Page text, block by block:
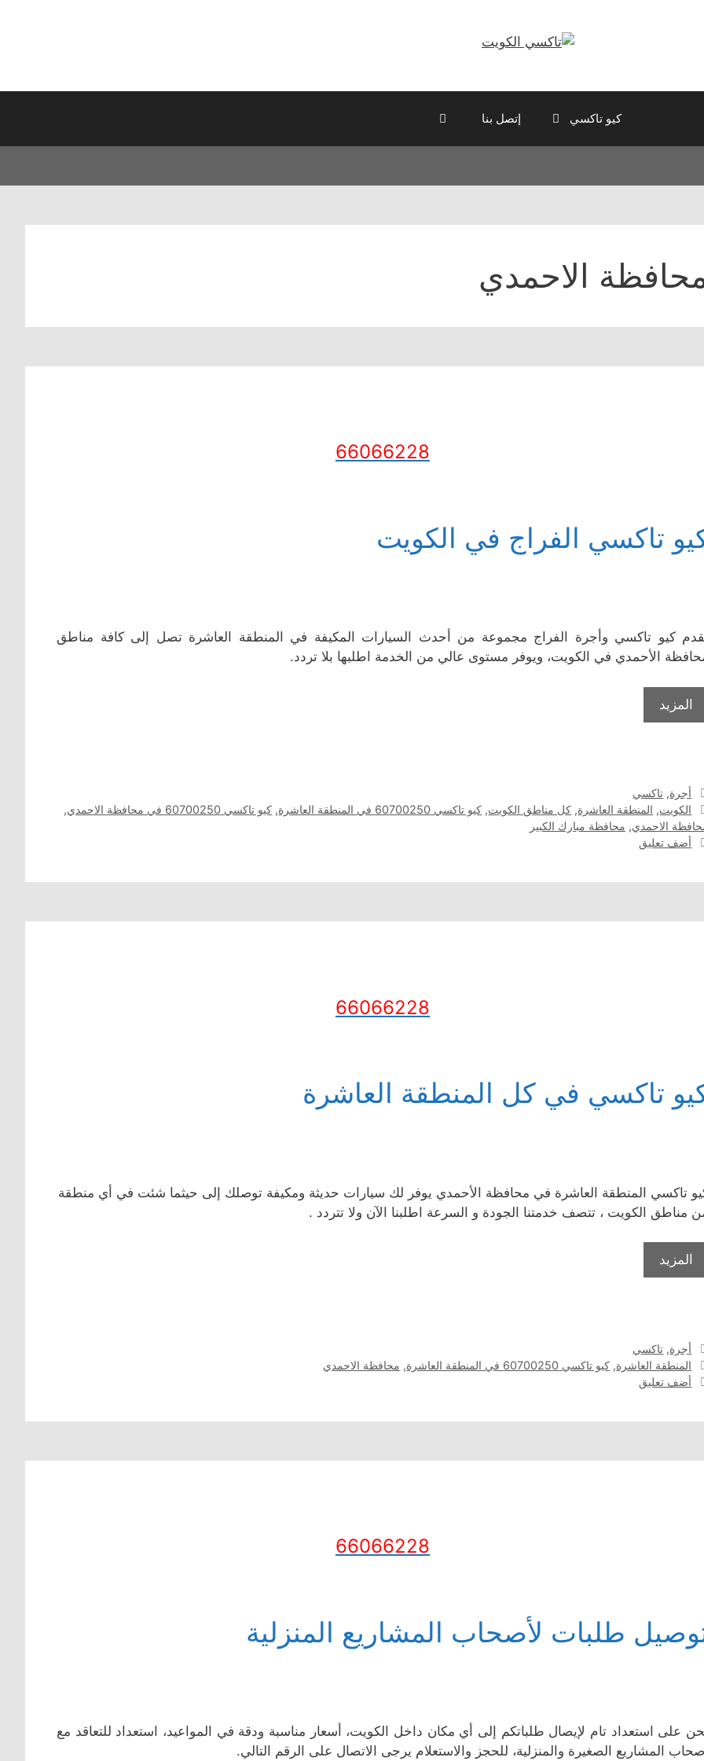
كيو تاكسي إتصل بنا
الاحمدي
66066228
تاكسي الفراج في الكويت
كيو تاكسي وأجرة الفراج مجموعة من أحدث السيارات المكيفة في المنطقة العاشرة تصل إلى كافة مناطق
الأحمدي في الكويت، ويوفر مستوى عالي من الخدمة اطلبها بلا تردد.
المزيد
التصنيفات
أجرة, تاكسي
الوسوم
الكويت, المنطقة العاشرة, كل مناطق الكويت, كيو تاكسي 60700250 في المنطقة العاشرة , كيو تاكسي 60700250 في محافظة الاحمدي
,
الاحمدي, محافظة مبارك الكبير
أضف تعليق
66066228
تاكسي في كل المنطقة العاشرة
تاكسي المنطقة العاشرة في محافظة الأحمدي يوفر لك سيارات حديثة ومكيفة توصلك إلى حيثما شئت في أي منطقة
مناطق الكويت ، تتصف خدمتنا الجودة و السرعة اطلبنا الآن ولا تتردد .
المزيد
التصنيفات
أجرة, تاكسي
الوسوم
المنطقة العاشرة, كيو تاكسي 60700250 في المنطقة العاشرة , محافظة الاحمدي
أضف تعليق
66066228
طلبات لأصحاب المشاريع المنزلية
على استعداد تام لإيصال طلباتكم إلى أي مكان داخل الكويت، أسعار مناسبة ودقة في المواعيد، استعداد للتعاقد مع
المشاريع الصغيرة والمنزلية، للحجز والاستعلام يرجى الاتصال على الرقم التالي.